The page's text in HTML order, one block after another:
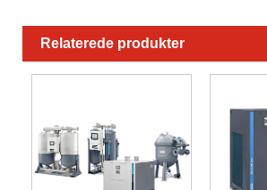
Relaterede produkter